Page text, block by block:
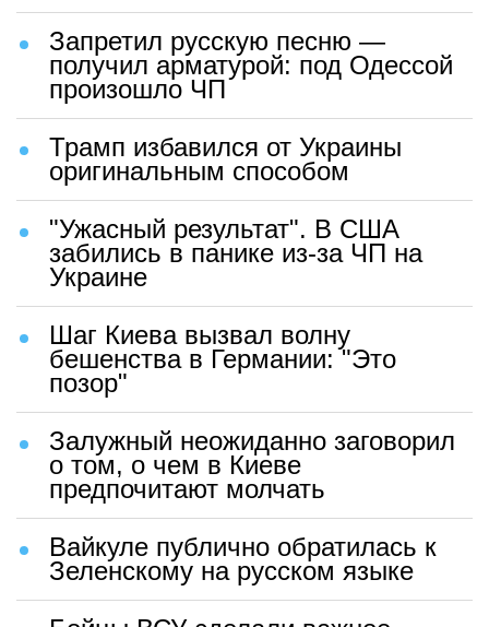
Запретил русскую песню —
получил арматурой: под Одессой
произошло ЧП
Трамп избавился от Украины
оригинальным способом
"Ужасный результат". В США
забились в панике из-за ЧП на
Украине
Шаг Киева вызвал волну
бешенства в Германии: "Это
позор"
Залужный неожиданно заговорил
о том, о чем в Киеве
предпочитают молчать
Вайкуле публично обратилась к
Зеленскому на русском языке